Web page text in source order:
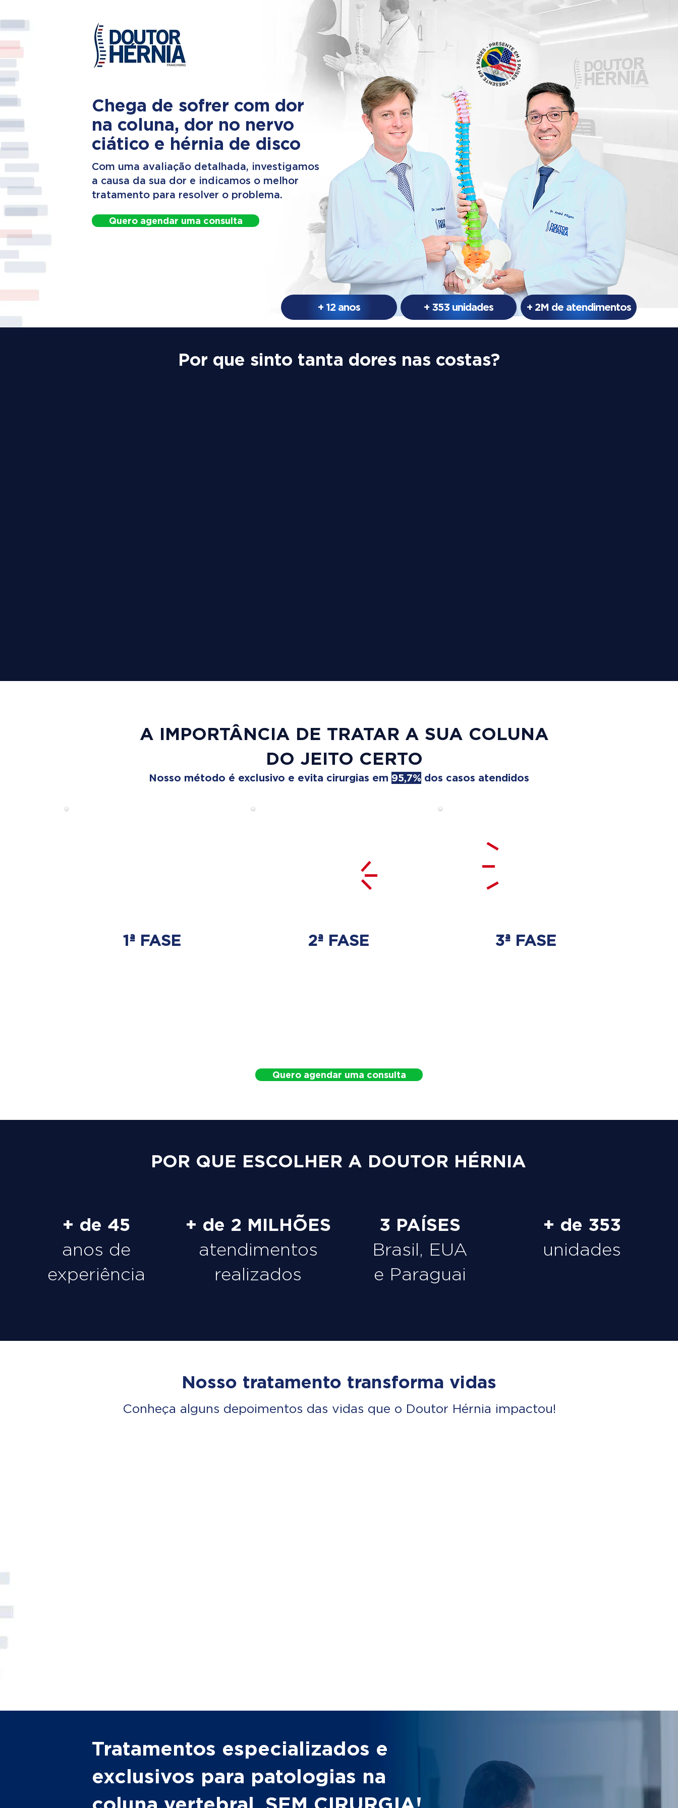
Chega de sofrer com dor
na coluna, dor no nervo
ciático e hérnia de disco
Com uma avaliação detalhada, investigamos
a causa da sua dor e indicamos o melhor
tratamento para resolver o problema.
+ 12 anos + 353 unidades + 2M de atendimentos
Quero agendar uma consulta
Por que sinto tanta dores nas costas?
A IMPORTÂNCIA DE TRATAR A SUA COLUNA
DO JEITO CERTO
Nosso método é exclusivo e evita cirurgias em 95,7% dos casos atendidos
1ª FASE 2ª FASE 3ª FASE
Quero agendar uma consulta
POR QUE ESCOLHER A DOUTOR HÉRNIA
+ de 45
anos de
experiência
+ de 2 MILHÕES
atendimentos
realizados
3 PAÍSES
Brasil, EUA
e Paraguai
+ de 353
unidades
Nosso tratamento transforma vidas
Conheça alguns depoimentos das vidas que o Doutor Hérnia impactou!
Tratamentos especializados e
exclusivos para patologias na